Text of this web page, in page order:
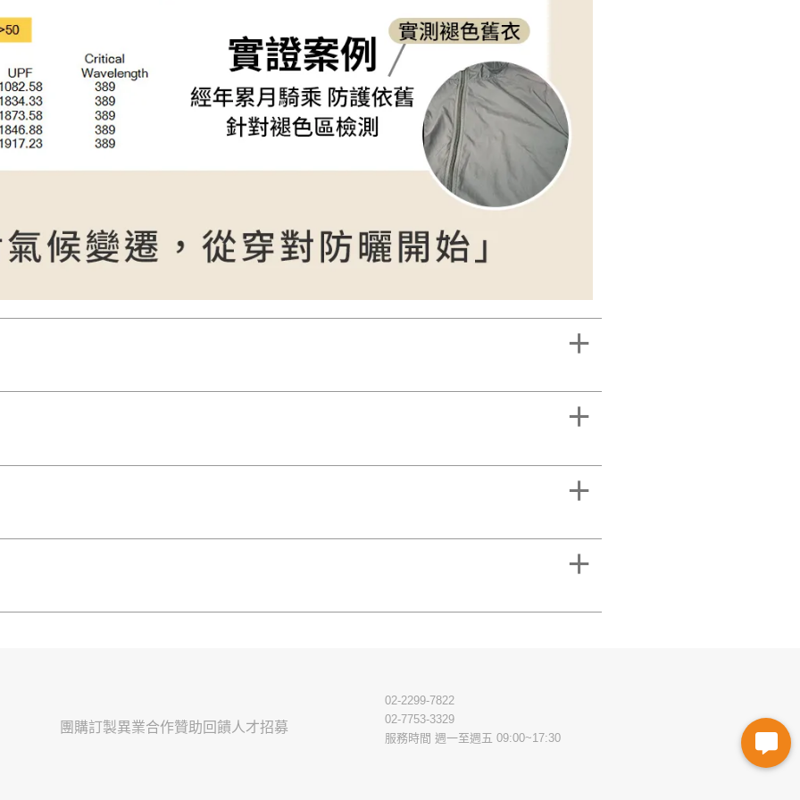
團購訂製異業合作贊助回饋人才招募
02-2299-7822
02-7753-3329
服務時間 週一至週五 09:00~17:30